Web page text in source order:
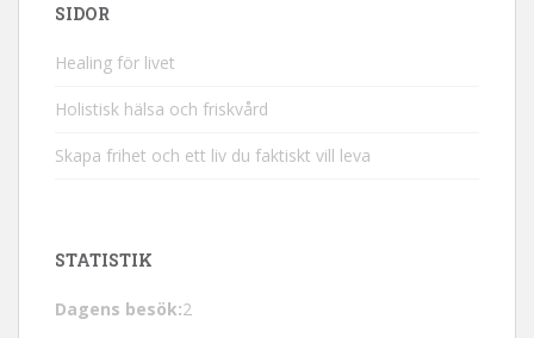
SIDOR
Healing för livet
Holistisk hälsa och friskvård
Skapa frihet och ett liv du faktiskt vill leva
STATISTIK
Dagens besök:2